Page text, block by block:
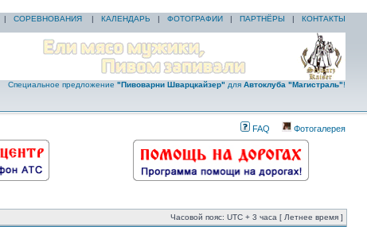
| СОРЕВНОВАНИЯ | КАЛЕНДАРЬ | ФОТОГРАФИИ | ПАРТНЁРЫ | КОНТАКТЫ
Специальное предложение "Пивоварни Шварцкайзер" для Автоклуба "Магистраль"!
FAQ Фотогалерея
Часовой пояс: UTC + 3 часа [ Летнее время ]